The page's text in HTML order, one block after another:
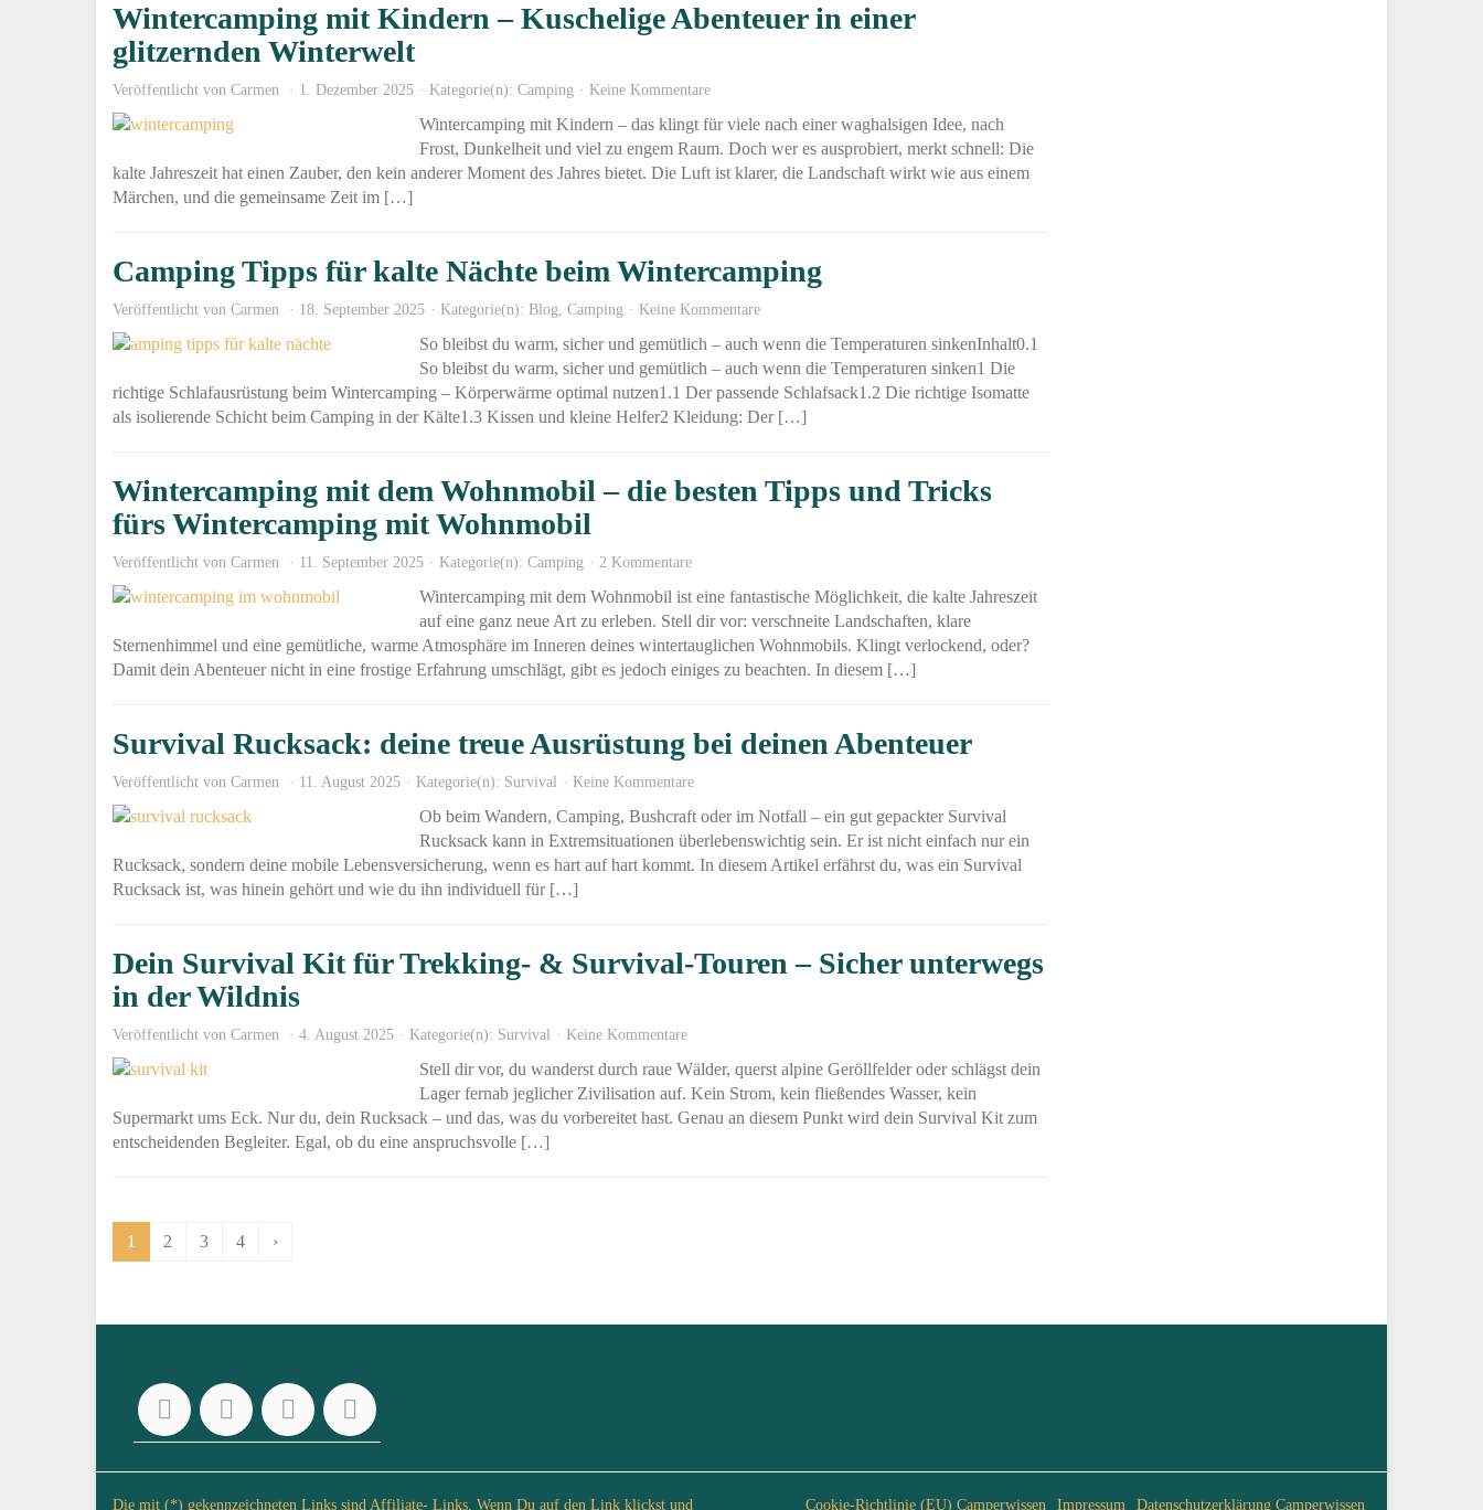
Wintercamping mit Kindern – Kuschelige Abenteuer in einer
glitzernden Winterwelt
Veröffentlicht von Carmen 1. Dezember 2025 Kategorie(n): Camping Keine Kommentare
Wintercamping mit Kindern – das klingt für viele nach einer waghalsigen Idee, nach
Frost, Dunkelheit und viel zu engem Raum. Doch wer es ausprobiert, merkt schnell: Die
kalte Jahreszeit hat einen Zauber, den kein anderer Moment des Jahres bietet. Die Luft ist klarer, die Landschaft wirkt wie aus einem
Märchen, und die gemeinsame Zeit im […]
Camping Tipps für kalte Nächte beim Wintercamping
Veröffentlicht von Carmen 18. September 2025 Kategorie(n): Blog, Camping Keine Kommentare
So bleibst du warm, sicher und gemütlich – auch wenn die Temperaturen sinkenInhalt0.1
So bleibst du warm, sicher und gemütlich – auch wenn die Temperaturen sinken1 Die
richtige Schlafausrüstung beim Wintercamping – Körperwärme optimal nutzen1.1 Der passende Schlafsack1.2 Die richtige Isomatte
als isolierende Schicht beim Camping in der Kälte1.3 Kissen und kleine Helfer2 Kleidung: Der […]
Wintercamping mit dem Wohnmobil – die besten Tipps und Tricks
fürs Wintercamping mit Wohnmobil
Veröffentlicht von Carmen 11. September 2025 Kategorie(n): Camping 2 Kommentare
Wintercamping mit dem Wohnmobil ist eine fantastische Möglichkeit, die kalte Jahreszeit
auf eine ganz neue Art zu erleben. Stell dir vor: verschneite Landschaften, klare
Sternenhimmel und eine gemütliche, warme Atmosphäre im Inneren deines wintertauglichen Wohnmobils. Klingt verlockend, oder?
Damit dein Abenteuer nicht in eine frostige Erfahrung umschlägt, gibt es jedoch einiges zu beachten. In diesem […]
Survival Rucksack: deine treue Ausrüstung bei deinen Abenteuer
Veröffentlicht von Carmen 11. August 2025 Kategorie(n): Survival Keine Kommentare
Ob beim Wandern, Camping, Bushcraft oder im Notfall – ein gut gepackter Survival
Rucksack kann in Extremsituationen überlebenswichtig sein. Er ist nicht einfach nur ein
Rucksack, sondern deine mobile Lebensversicherung, wenn es hart auf hart kommt. In diesem Artikel erfährst du, was ein Survival
Rucksack ist, was hinein gehört und wie du ihn individuell für […]
Dein Survival Kit für Trekking- & Survival-Touren – Sicher unterwegs
in der Wildnis
Veröffentlicht von Carmen 4. August 2025 Kategorie(n): Survival Keine Kommentare
Stell dir vor, du wanderst durch raue Wälder, querst alpine Geröllfelder oder schlägst dein
Lager fernab jeglicher Zivilisation auf. Kein Strom, kein fließendes Wasser, kein
Supermarkt ums Eck. Nur du, dein Rucksack – und das, was du vorbereitet hast. Genau an diesem Punkt wird dein Survival Kit zum
entscheidenden Begleiter. Egal, ob du eine anspruchsvolle […]
1 2 3 4 ›
Die mit (*) gekennzeichneten Links sind Affiliate- Links. Wenn Du auf den Link klickst und Cookie-Richtlinie (EU) Camperwissen Impressum Datenschutzerklärung Camperwissen